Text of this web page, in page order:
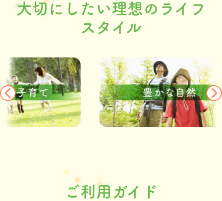
大切にしたい理想のライフ
スタイル
ご利用ガイド